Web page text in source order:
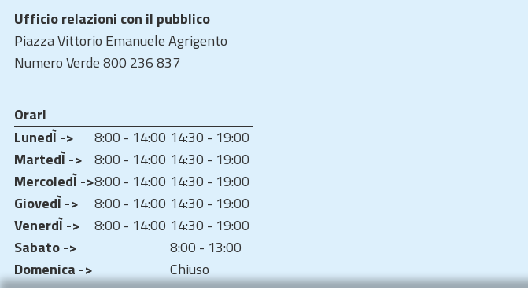
Ufficio relazioni con il pubblico
Piazza Vittorio Emanuele Agrigento
Numero Verde 800 236 837
Orari
LunedÌ ->
8:00 - 14:00 14:30 - 19:00
MartedÌ -> 8:00 - 14:00 14:30 - 19:00
MercoledÌ ->8:00 - 14:00 14:30 - 19:00
GiovedÌ ->
8:00 - 14:00 14:30 - 19:00
VenerdÌ ->
8:00 - 14:00 14:30 - 19:00
Sabato ->
8:00 - 13:00
Domenica ->
Chiuso